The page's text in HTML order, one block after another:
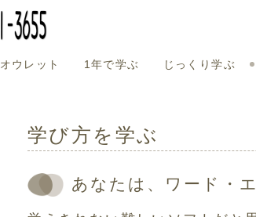
オウレット 1年で学ぶ じっくり学ぶ
学び方を学ぶ
あなたは、ワード・